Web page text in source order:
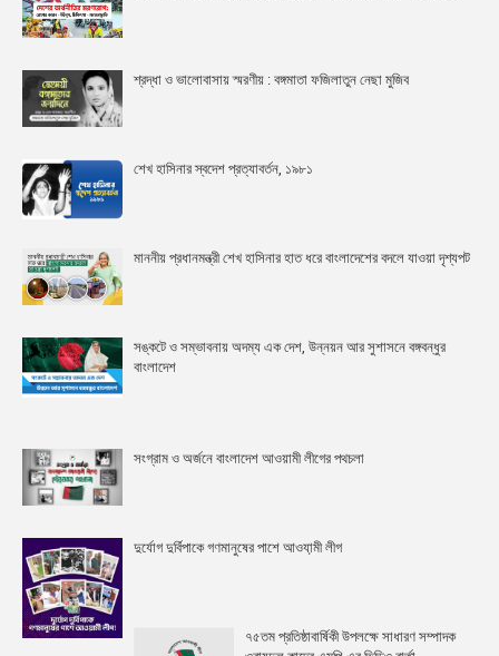
শ্রদ্ধা ও ভালোবাসায় স্মরণীয় : বঙ্গমাতা ফজিলাতুন নেছা মুজিব
শেখ হাসিনার স্বদেশ প্রত্যাবর্তন, ১৯৮১
মাননীয় প্রধানমন্ত্রী শেখ হাসিনার হাত ধরে বাংলাদেশের বদলে যাওয়া দৃশ্যপট
সঙ্কটে ও সম্ভাবনায় অদম্য এক দেশ, উন্নয়ন আর সুশাসনে বঙ্গবন্ধুর
বাংলাদেশ
সংগ্রাম ও অর্জনে বাংলাদেশ আওয়ামী লীগের পথচলা
দুর্যোগ দুর্বিপাকে গণমানুষের পাশে আওযা়মী লীগ
৭৫তম প্রতিষ্ঠাবার্ষিকী উপলক্ষে সাধারণ সম্পাদক